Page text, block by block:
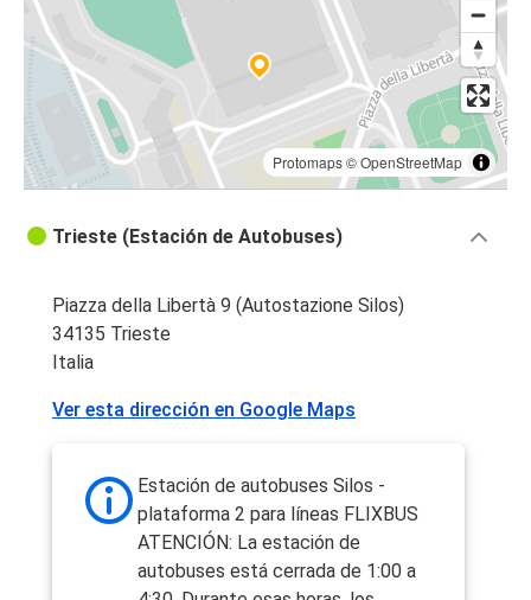
Protomaps©OpenStreetMap
Trieste (Estación de Autobuses)
Piazza della Libertà 9 (Autostazione Silos)
34135 Trieste
Italia
Ver esta dirección en Google Maps
Estación de autobuses Silos -
plataforma 2 para líneas FLIXBUS
ATENCIÓN: La estación de
autobuses está cerrada de 1:00 a